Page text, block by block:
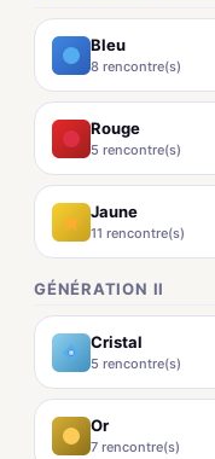
Bleu
8 rencontre(s)
Rouge
5 rencontre(s)
Jaune
11 rencontre(s)
GÉNÉRATION II
Cristal
5 rencontre(s)
Or
7 rencontre(s)